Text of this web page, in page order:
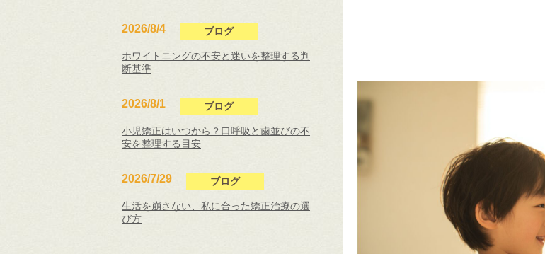
2026/8/4 ブログ
ホワイトニングの不安と迷いを整理する判
断基準
2026/8/1 ブログ
小児矯正はいつから？口呼吸と歯並びの不
安を整理する目安
2026/7/29 ブログ
生活を崩さない、私に合った矯正治療の選
び方